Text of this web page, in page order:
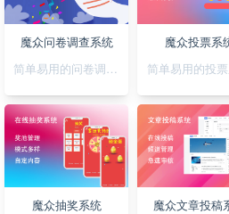
魔众问卷调查系统
简单易用的问卷调查系统
魔众投票系
简单易用的投
魔众抽奖系统
魔众文章投稿